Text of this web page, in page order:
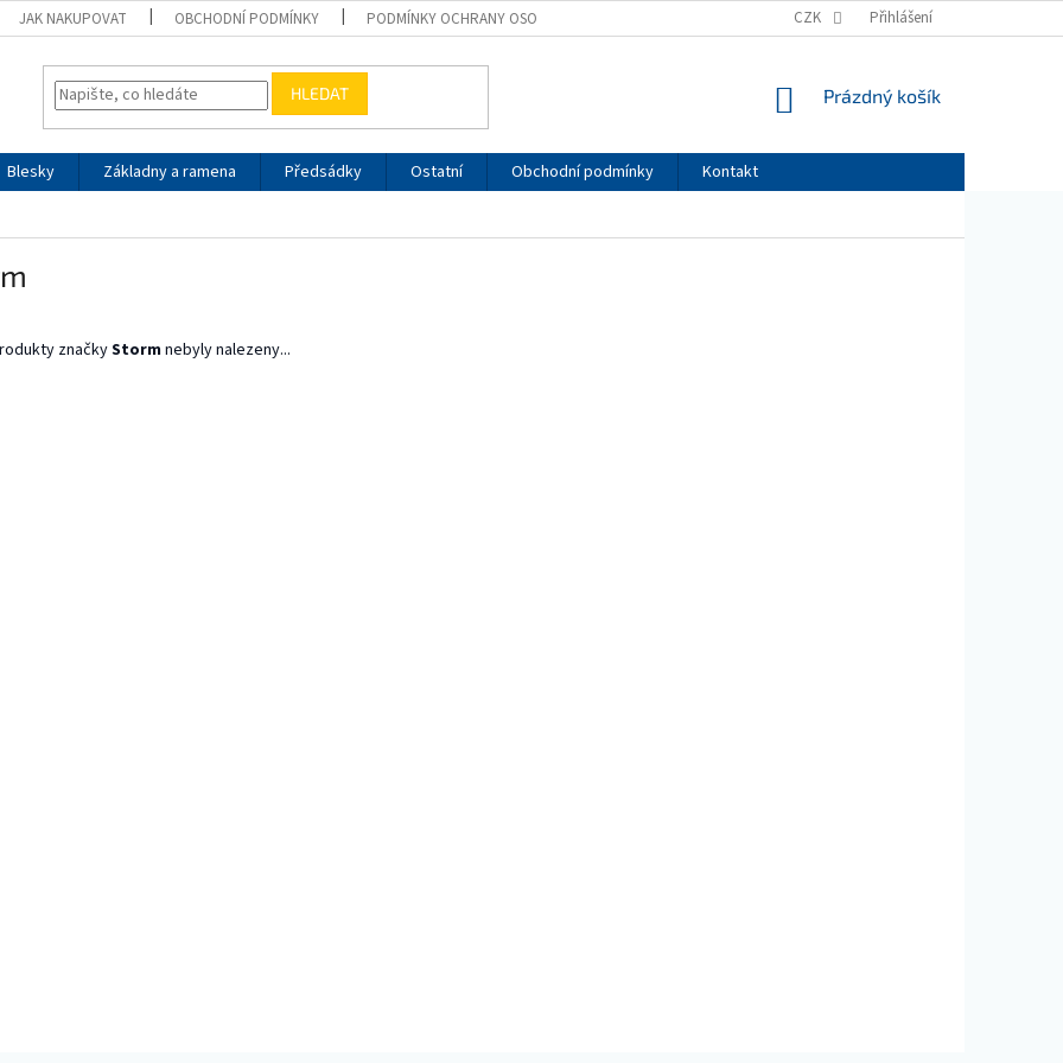
JAK NAKUPOVAT OBCHODNÍ PODMÍNKY PODMÍNKY OCHRANY OSOBNÍCH ÚDAJŮ CZK Přihlášení
HLEDAT
NÁKUPNÍ
Prázdný košík
Blesky Základny a ramena Předsádky Ostatní Obchodní podmínky
Kontakt
značkyStorm nebyly nalezeny...